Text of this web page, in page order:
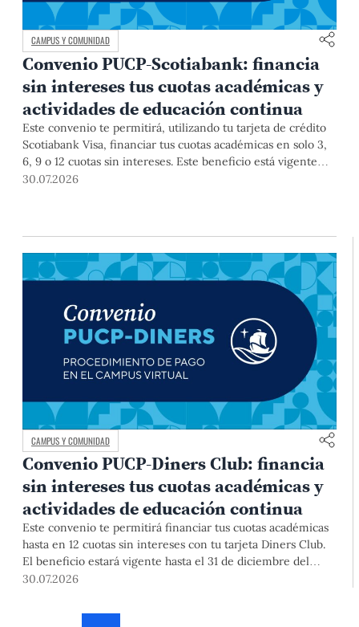
CAMPUS Y COMUNIDAD
Convenio PUCP-Scotiabank: financia
sin intereses tus cuotas académicas y
actividades de educación continua
Este convenio te permitirá, utilizando tu tarjeta de crédito
Scotiabank Visa, financiar tus cuotas académicas en solo 3,
6, 9 o 12 cuotas sin intereses. Este beneficio está vigente
hasta el 31 de diciembre de 2026, y aplica para pagos de
30.07.2026
CAMPUS Y COMUNIDAD
Convenio PUCP-Diners Club: financia
sin intereses tus cuotas académicas y
actividades de educación continua
Este convenio te permitirá financiar tus cuotas académicas
hasta en 12 cuotas sin intereses con tu tarjeta Diners Club.
El beneficio estará vigente hasta el 31 de diciembre del
2026 para pregrado y posgrado, así como para deudas de
programas, cursos o talleres de educación continua que se
30.07.2026